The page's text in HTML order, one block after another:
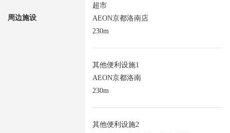
周边施设
超市
AEON京都洛南店
230m
其他便利设施1
AEON京都洛南
230m
其他便利设施2